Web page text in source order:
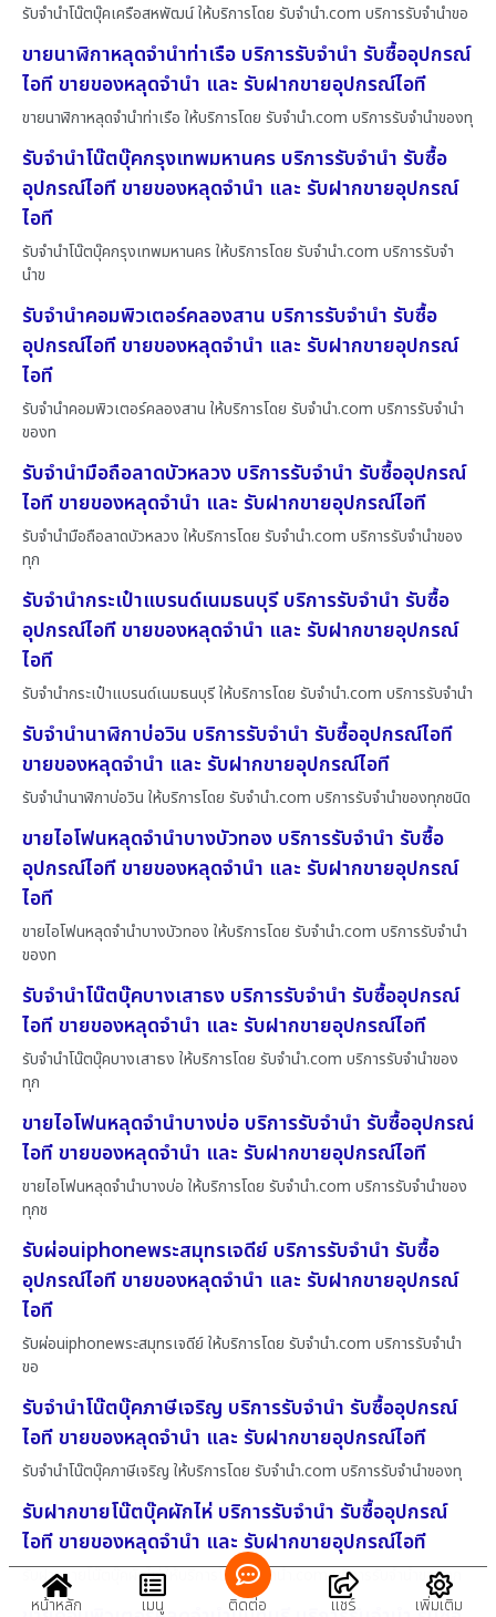
รับจำนำโน๊ตบุ๊คเครือสหพัฒน์ ให้บริการโดย รับจํานํา.com บริการรับจำนำขอ
ขายนาฬิกาหลุดจำนำท่าเรือ บริการรับจำนำ รับซื้ออุปกรณ์
ไอที ขายของหลุดจำนำ และ รับฝากขายอุปกรณ์ไอที
ขายนาฬิกาหลุดจำนำท่าเรือ ให้บริการโดย รับจํานํา.com บริการรับจำนำของทุ
รับจำนำโน๊ตบุ๊คกรุงเทพมหานคร บริการรับจำนำ รับซื้อ
อุปกรณ์ไอที ขายของหลุดจำนำ และ รับฝากขายอุปกรณ์
ไอที
รับจำนำโน๊ตบุ๊คกรุงเทพมหานคร ให้บริการโดย รับจํานํา.com บริการรับจำ
นำข
รับจำนำคอมพิวเตอร์คลองสาน บริการรับจำนำ รับซื้อ
อุปกรณ์ไอที ขายของหลุดจำนำ และ รับฝากขายอุปกรณ์
ไอที
รับจำนำคอมพิวเตอร์คลองสาน ให้บริการโดย รับจํานํา.com บริการรับจำนำ
ของท
รับจำนำมือถือลาดบัวหลวง บริการรับจำนำ รับซื้ออุปกรณ์
ไอที ขายของหลุดจำนำ และ รับฝากขายอุปกรณ์ไอที
รับจำนำมือถือลาดบัวหลวง ให้บริการโดย รับจํานํา.com บริการรับจำนำของ
ทุก
รับจำนำกระเป๋าแบรนด์เนมธนบุรี บริการรับจำนำ รับซื้อ
อุปกรณ์ไอที ขายของหลุดจำนำ และ รับฝากขายอุปกรณ์
ไอที
รับจำนำกระเป๋าแบรนด์เนมธนบุรี ให้บริการโดย รับจํานํา.com บริการรับจำนำ
รับจำนำนาฬิกาบ่อวิน บริการรับจำนำ รับซื้ออุปกรณ์ไอที
ขายของหลุดจำนำ และ รับฝากขายอุปกรณ์ไอที
รับจำนำนาฬิกาบ่อวิน ให้บริการโดย รับจํานํา.com บริการรับจำนำของทุกชนิด
ขายไอโฟนหลุดจำนำบางบัวทอง บริการรับจำนำ รับซื้อ
อุปกรณ์ไอที ขายของหลุดจำนำ และ รับฝากขายอุปกรณ์
ไอที
ขายไอโฟนหลุดจำนำบางบัวทอง ให้บริการโดย รับจํานํา.com บริการรับจำนำ
ของท
รับจำนำโน๊ตบุ๊คบางเสาธง บริการรับจำนำ รับซื้ออุปกรณ์
ไอที ขายของหลุดจำนำ และ รับฝากขายอุปกรณ์ไอที
รับจำนำโน๊ตบุ๊คบางเสาธง ให้บริการโดย รับจํานํา.com บริการรับจำนำของ
ทุก
ขายไอโฟนหลุดจำนำบางบ่อ บริการรับจำนำ รับซื้ออุปกรณ์
ไอที ขายของหลุดจำนำ และ รับฝากขายอุปกรณ์ไอที
ขายไอโฟนหลุดจำนำบางบ่อ ให้บริการโดย รับจํานํา.com บริการรับจำนำของ
ทุกช
รับผ่อนiphoneพระสมุทรเจดีย์ บริการรับจำนำ รับซื้อ
อุปกรณ์ไอที ขายของหลุดจำนำ และ รับฝากขายอุปกรณ์
ไอที
รับผ่อนiphoneพระสมุทรเจดีย์ ให้บริการโดย รับจํานํา.com บริการรับจำนำ
ขอ
รับจำนำโน๊ตบุ๊คภาษีเจริญ บริการรับจำนำ รับซื้ออุปกรณ์
ไอที ขายของหลุดจำนำ และ รับฝากขายอุปกรณ์ไอที
รับจำนำโน๊ตบุ๊คภาษีเจริญ ให้บริการโดย รับจํานํา.com บริการรับจำนำของทุ
รับฝากขายโน๊ตบุ๊คผักไห่ บริการรับจำนำ รับซื้ออุปกรณ์
ไอที ขายของหลุดจำนำ และ รับฝากขายอุปกรณ์ไอที
รับฝากขายโน๊ตบุ๊คผักไห่ ให้บริการโดย รับจํานํา.com บริการรับจำนำของทุก
หน้าหลัก เมนู ติดต่อ แชร์ เพิ่มเติม